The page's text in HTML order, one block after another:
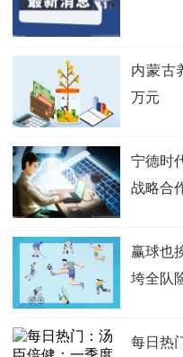
内蒙古
万元
宁德时
战略合
赢球也
垮全队
每日热